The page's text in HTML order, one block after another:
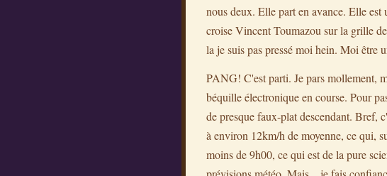
nous deux. Elle part en avance. Elle est
croise Vincent Toumazou sur la grille
la je suis pas pressé moi hein. Moi être
PANG! C'est parti. Je pars mollement,
béquille électronique en course. Pour
de presque faux-plat descendant. Bref,
à environ 12km/h de moyenne, ce qui,
moins de 9h00, ce qui est de la pure